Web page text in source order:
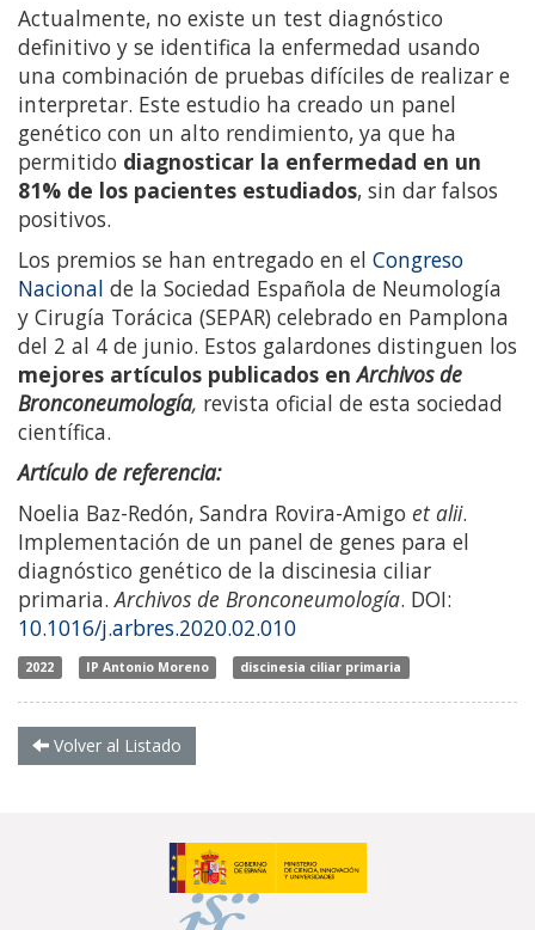
Actualmente, no existe un test diagnóstico
definitivo y se identifica la enfermedad usando
una combinación de pruebas difíciles de realizar e
interpretar. Este estudio ha creado un panel
genético con un alto rendimiento, ya que ha
permitido diagnosticar la enfermedad en un
81% de los pacientes estudiados, sin dar falsos
positivos.
Los premios se han entregado en el Congreso
Nacional de la Sociedad Española de Neumología
y Cirugía Torácica (SEPAR) celebrado en Pamplona
del 2 al 4 de junio. Estos galardones distinguen los
mejores artículos publicados enArchivos de
Bronconeumología, revista oficial de esta sociedad
científica.
Artículo de referencia:
Noelia Baz-Redón, Sandra Rovira-Amigo et alii.
Implementación de un panel de genes para el
diagnóstico genético de la discinesia ciliar
primaria.Archivos de Bronconeumología. DOI:
10.1016/j.arbres.2020.02.010
2022 IP Antonio Moreno discinesia ciliar primaria
Volver al Listado